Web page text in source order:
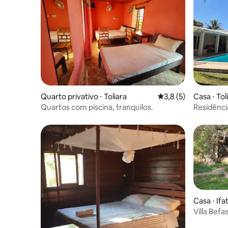
Quarto privativo ⋅ Toliara 3,8 de uma
3,8 (5)
Quartos com piscina, tranquilos.
Casa ⋅
Casa ⋅
Villa